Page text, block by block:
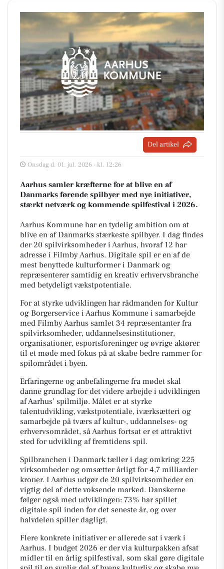
Del artikel
Onsdag d. 01. jul. 2026 - kl. 12:26
Aarhus samler kræfterne for at blive en af
Danmarks førende spilbyer med nye initiativer,
stærkt netværk og kommende spilfestival i 2026.
Aarhus Kommune har en tydelig ambition om at
blive en af Danmarks stærkeste spilbyer. I dag findes
der 20 spilvirksomheder i Aarhus, hvoraf 12 har
adresse i Filmby Aarhus. Digitale spil er en af de
mest benyttede kulturformer i Danmark og
repræsenterer samtidig en kreativ erhvervsbranche
med betydeligt vækstpotentiale.
For at styrke udviklingen har rådmanden for Kultur
og Borgerservice i Aarhus Kommune i samarbejde
med Filmby Aarhus samlet 34 repræsentanter fra
spilvirksomheder, uddannelsesinstitutioner,
organisationer, esportsforeninger og øvrige aktører
til et møde med fokus på at skabe bedre rammer for
spilområdet i byen.
Erfaringerne og anbefalingerne fra mødet skal
danne grundlag for det videre arbejde i udviklingen
af Aarhus’ spilmiljø. Målet er at styrke
talentudvikling, vækstpotentiale, iværksætteri og
samarbejde på tværs af kultur-, uddannelses- og
erhvervsområdet, så Aarhus fortsat er et attraktivt
sted for udvikling af fremtidens spil.
Spilbranchen i Danmark tæller i dag omkring 225
virksomheder og omsætter årligt for 4,7 milliarder
kroner. I Aarhus udgør de 20 spilvirksomheder en
vigtig del af dette voksende marked. Danskerne
følger også med udviklingen: 73% har spillet
digitale spil inden for det seneste år, og over
halvdelen spiller dagligt.
Flere konkrete initiativer er allerede sat i værk i
Aarhus. I budget 2026 er der via kulturpakken afsat
midler til en årlig spilfestival, som skal gøre digitale